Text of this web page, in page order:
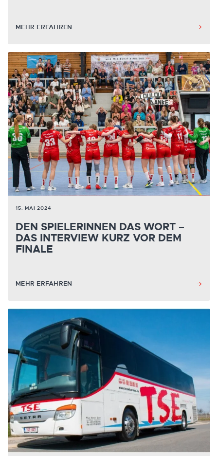
MEHR ERFAHREN
15. MAI 2024
DEN SPIELERINNEN DAS WORT –
DAS INTERVIEW KURZ VOR DEM
FINALE
MEHR ERFAHREN